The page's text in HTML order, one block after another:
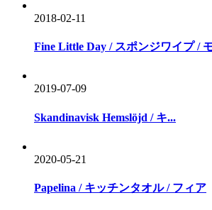
2018-02-11
Fine Little Day / スポンジワイプ /
2019-07-09
Skandinavisk Hemslöjd / キ...
2020-05-21
Papelina / キッチンタオル / フィア